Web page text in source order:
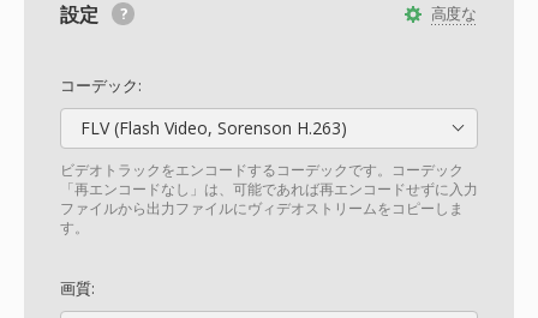
高度な
設定
コーデック:
FLV (Flash Video, Sorenson H.263)
ビデオトラックをエンコードするコーデックです。コーデック
「再エンコードなし」は、可能であれば再エンコードせずに入力
ファイルから出力ファイルにヴィデオストリームをコピーしま
す。
画質: